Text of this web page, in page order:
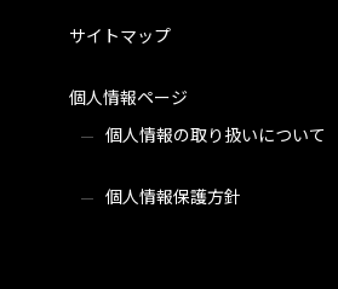
サイトマップ
個人情報ページ
個人情報の取り扱いについて
個人情報保護方針